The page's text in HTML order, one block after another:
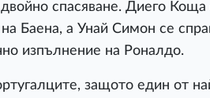
спасяване. Диего Коща
Баена, а Унай Симон се
изпълнение на Роналдо.
защото един от